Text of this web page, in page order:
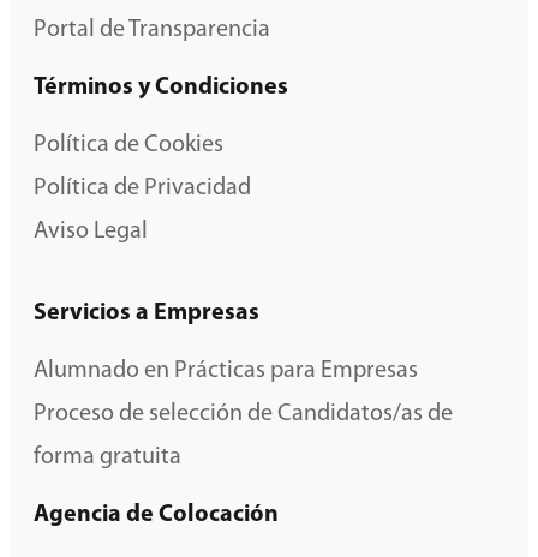
Portal de Transparencia
Términos y Condiciones
Política de Cookies
Política de Privacidad
Aviso Legal
Servicios a Empresas
Alumnado en Prácticas para Empresas
Proceso de selección de Candidatos/as de
forma gratuita
Agencia de Colocación